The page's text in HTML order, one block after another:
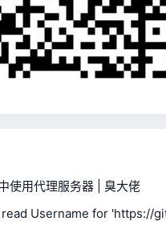
爬虫中使用代理服务器 | 臭大佬
Username for 'https://